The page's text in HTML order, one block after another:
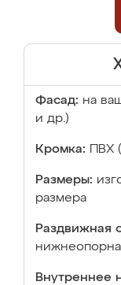
Фасад: на
и др.)
Кромка: ПВХ
Размеры:
размера
Раздвижная
Внутреннее